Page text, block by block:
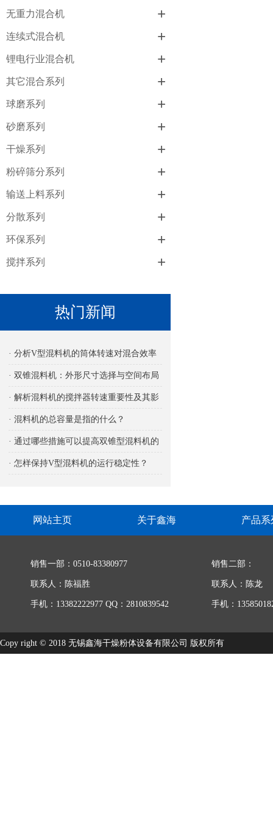
无重力混合机 +
连续式混合机 +
锂电行业混合机 +
其它混合系列 +
球磨系列 +
砂磨系列 +
干燥系列 +
粉碎筛分系列 +
输送上料系列 +
分散系列 +
环保系列 +
搅拌系列 +
热门新闻
· 分析V型混料机的筒体转速对混合效率
的影响
· 双锥混料机：外形尺寸选择与空间布局
考量
· 解析混料机的搅拌器转速重要性及其影
响
· 混料机的总容量是指的什么？
· 通过哪些措施可以提高双锥型混料机的
生产能力
· 怎样保持V型混料机的运行稳定性？
网站主页 关于鑫海 产品系
销售一部：0510-83380977
联系人：陈福胜
手机：13382222977 QQ：2810839542
销售二部：
联系人：陈龙
手机：
Copy right © 2018 无锡鑫海干燥粉体设备有限公司 版权所有